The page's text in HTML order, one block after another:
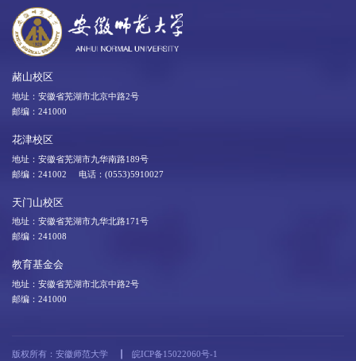
赭山校区
地址：安徽省芜湖市北京中路2号
邮编：241000
花津校区
地址：安徽省芜湖市九华南路189号
邮编：241002 电话：(0553)5910027
天门山校区
地址：安徽省芜湖市九华北路171号
邮编：241008
教育基金会
地址：安徽省芜湖市北京中路2号
邮编：241000
版权所有：安徽师范大学 皖ICP备15022060号-1